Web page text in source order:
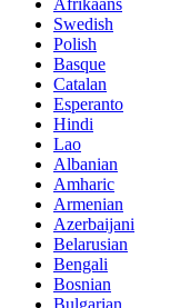
Swedish
Polish
Basque
Catalan
Esperanto
Hindi
Lao
Albanian
Amharic
Armenian
Azerbaijani
Belarusian
Bengali
Bosnian
Bulgarian